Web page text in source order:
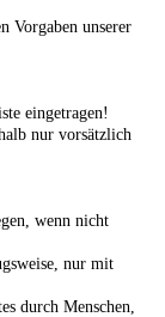
Vorgaben unserer
eingetragen!
nur vorsätzlich
wenn nicht
nur mit
durch Menschen,